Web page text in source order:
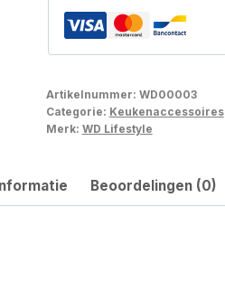
Artikelnummer: WD00003
Categorie: Keukenaccessoires
Merk: WD Lifestyle
Beoordelingen (0)